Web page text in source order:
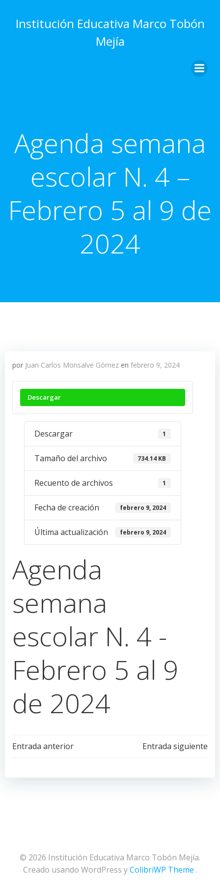
al
contenido
Institución Educativa Marco Tobón
Mejía
Agenda semana
escolar N. 4 –
Febrero 5 al 9 de
2024
por Juan Carlos Monsalve Gómez en febrero 9, 2024
Descargar
Descargar 1
Tamaño del archivo 734.14 KB
Recuento de archivos 1
Fecha de creación febrero 9, 2024
Última actualización febrero 9, 2024
Agenda
semana
escolar N. 4 -
Febrero 5 al 9
de 2024
Navegación
de
Entrada anterior
Navegación
de
Entrada siguiente
© 2026 Institución Educativa Marco Tobón Mejía.
Creado usando WordPress yColibriWP Theme .